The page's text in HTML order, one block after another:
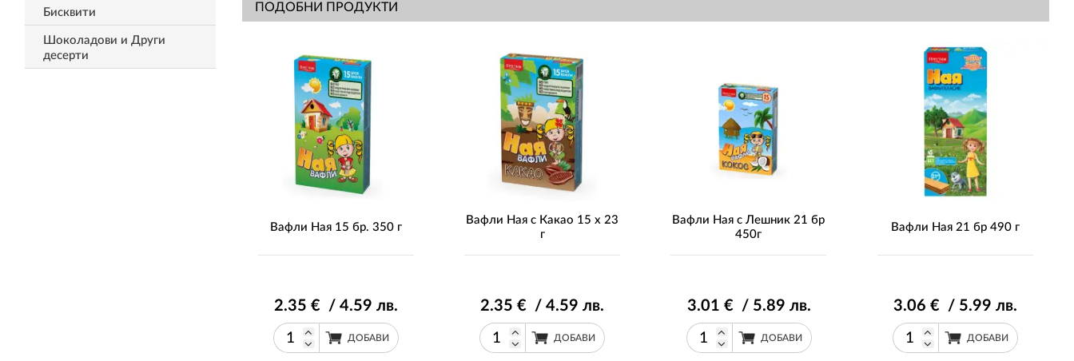
Бисквити
Шоколадови и Други
десерти
ПОДОБНИ ПРОДУКТИ
Вафли Ная 15 бр. 350 г
2.35 € / 4.59 лв.
ДОБАВИ
Вафли Ная с Какао 15 х 23
г
2.35 € / 4.59 лв.
ДОБАВИ
Вафли Ная с Лешник 21 бр
450г
3.01 € / 5.89 лв.
ДОБАВИ
Вафли Ная 21 бр 490 г
3.06 € / 5.99 лв.
ДОБАВИ